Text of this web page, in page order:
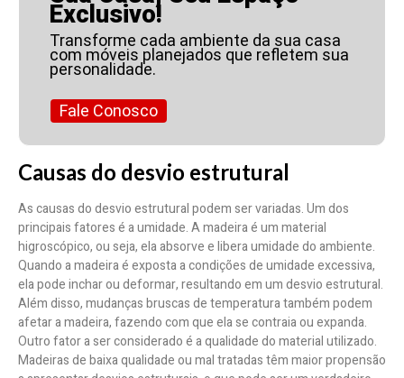
Exclusivo!
Transforme cada ambiente da sua casa
com móveis planejados que refletem sua
personalidade.
Fale Conosco
Causas do desvio estrutural
As causas do desvio estrutural podem ser variadas. Um dos
principais fatores é a umidade. A madeira é um material
higroscópico, ou seja, ela absorve e libera umidade do ambiente.
Quando a madeira é exposta a condições de umidade excessiva,
ela pode inchar ou deformar, resultando em um desvio estrutural.
Além disso, mudanças bruscas de temperatura também podem
afetar a madeira, fazendo com que ela se contraia ou expanda.
Outro fator a ser considerado é a qualidade do material utilizado.
Madeiras de baixa qualidade ou mal tratadas têm maior propensão